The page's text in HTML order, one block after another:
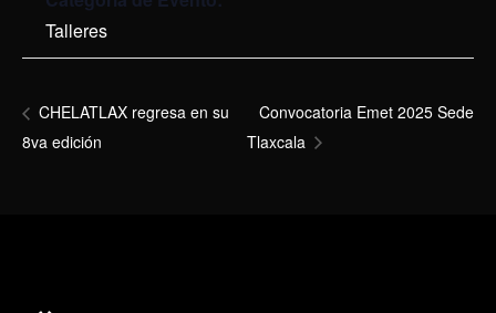
Talleres
CHELATLAX regresa en su
8va edición
Convocatoria Emet 2025 Sede
Tlaxcala